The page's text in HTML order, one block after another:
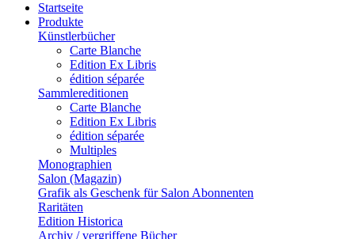
Startseite
Produkte
Künstlerbücher
Carte Blanche
Edition Ex Libris
édition séparée
Sammlereditionen
Carte Blanche
Edition Ex Libris
édition séparée
Multiples
Monographien
Salon (Magazin)
Grafik als Geschenk für Salon Abonnenten
Raritäten
Edition Historica
Archiv / vergriffene Bücher